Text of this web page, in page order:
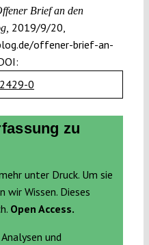
Brief an den
2019/9/20,
offener-brief-an-
0
zu
unter Druck. Um sie
wir Wissen. Dieses
Open Access.
und